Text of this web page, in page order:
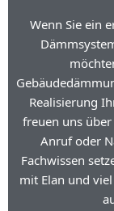
Wenn Sie ein
Realisierung
freuen uns
Anruf oder
Fachwissen
mit Elan und